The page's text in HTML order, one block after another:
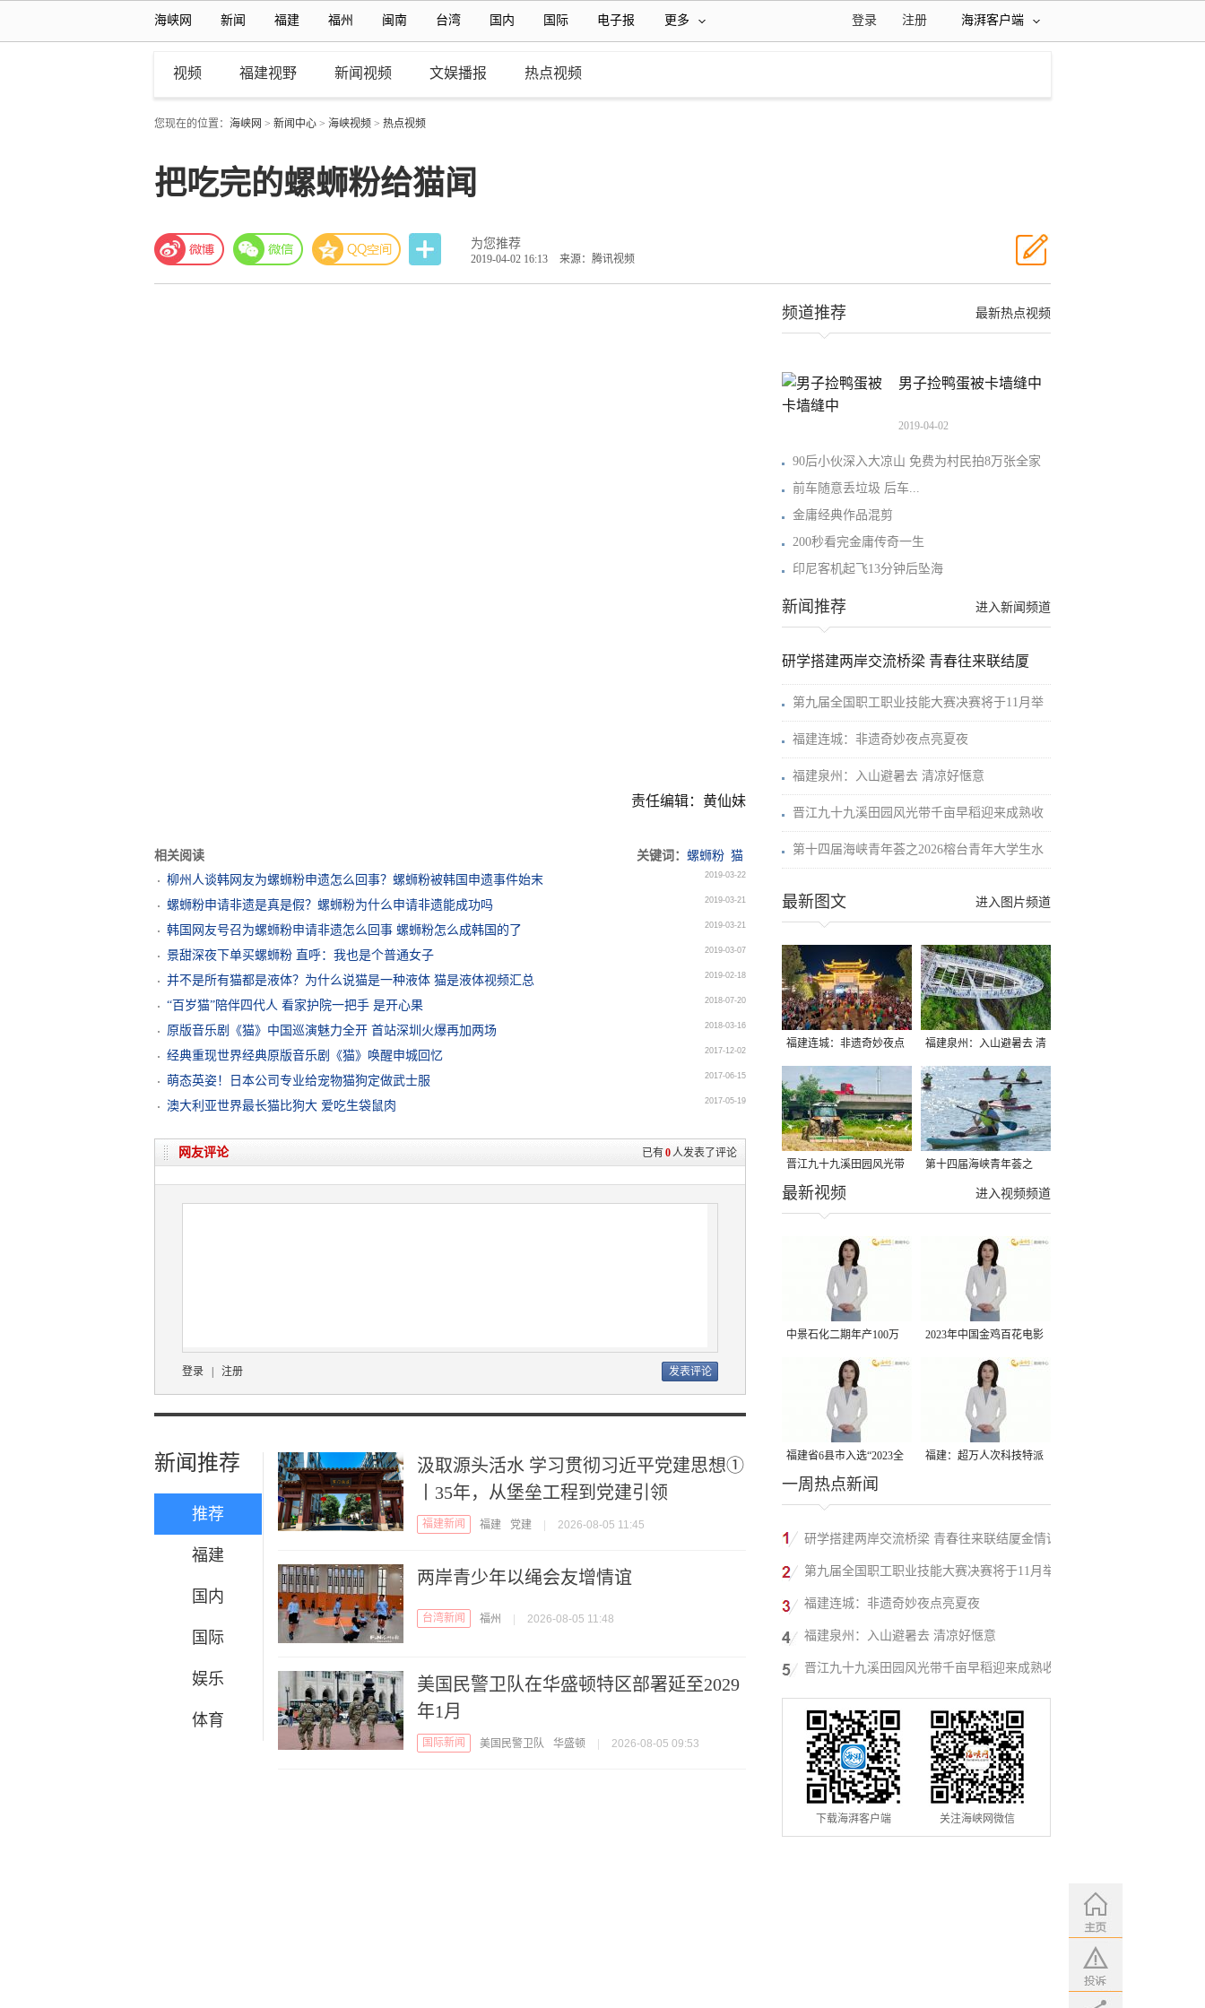
海峡网 新闻 福建 福州 闽南 台湾 国内 国际 电子报 更多 海湃客户端
注册
登录
视频 福建视野 新闻视频 文娱播报 热点视频
您现在的位置： 海峡网 > 新闻中心 > 海峡视频 > 热点视频
把吃完的螺蛳粉给猫闻
为您推荐
2019-04-02 16:13 来源：腾讯视频
责任编辑：黄仙妹
相关阅读 关键词： 螺蛳粉 猫
柳州人谈韩网友为螺蛳粉申遗怎么回事？螺蛳粉被韩国申遗事件始末
2019-03-22
螺蛳粉申请非遗是真是假？螺蛳粉为什么申请非遗能成功吗 2019-03-21
韩国网友号召为螺蛳粉申请非遗怎么回事 螺蛳粉怎么成韩国的了 2019-03-21
景甜深夜下单买螺蛳粉 直呼：我也是个普通女子 2019-03-07
并不是所有猫都是液体？为什么说猫是一种液体 猫是液体视频汇总 2019-02-18
“百岁猫”陪伴四代人 看家护院一把手 是开心果 2018-07-20
原版音乐剧《猫》中国巡演魅力全开 首站深圳火爆再加两场 2018-03-16
经典重现世界经典原版音乐剧《猫》唤醒申城回忆 2017-12-02
萌态英姿！日本公司专业给宠物猫狗定做武士服 2017-06-15
澳大利亚世界最长猫比狗大 爱吃生袋鼠肉 2017-05-19
已有0人发表了评论
网友评论
登录 注册
新闻推荐
推荐
福建
国内
国际
娱乐
体育
汲取源头活水 学习贯彻习近平党建思想①
丨35年，从堡垒工程到党建引领
福建新闻 福建 党建 2026-08-05 11:45
两岸青少年以绳会友增情谊
台湾新闻 福州 2026-08-05 11:48
美国民警卫队在华盛顿特区部署延至2029
年1月
国际新闻 美国民警卫队 华盛顿 2026-08-05 09:53
最新热点视频
频道推荐
男子捡鸭蛋被卡墙缝中
2019-04-02
90后小伙深入大凉山 免费为村民拍8万张全家
前车随意丢垃圾 后车...
金庸经典作品混剪
200秒看完金庸传奇一生
印尼客机起飞13分钟后坠海
进入新闻频道
新闻推荐
研学搭建两岸交流桥梁 青春往来联结厦
第九届全国职工职业技能大赛决赛将于11月举
福建连城：非遗奇妙夜点亮夏夜
福建泉州：入山避暑去 清凉好惬意
晋江九十九溪田园风光带千亩早稻迎来成熟收
第十四届海峡青年荟之2026榕台青年大学生水
进入图片频道
最新图文
福建连城：非遗奇妙夜点
亮夏夜
福建泉州：入山避暑去 清
凉好惬意
晋江九十九溪田园风光带
千亩早稻迎来成熟收割季
第十四届海峡青年荟之
2026榕台青年大学生水上
进入视频频道
最新视频
中景石化二期年产100万
吨丙烷脱氢项目建成中交
2023年中国金鸡百花电影
节有福电影巡展31日启动
福建省6县市入选“2023全
国县域发展潜力百强县”
福建：超万人次科技特派
一周热点新闻
研学搭建两岸交流桥梁 青春往来联结厦金情谊
第九届全国职工职业技能大赛决赛将于11月举
行
福建连城：非遗奇妙夜点亮夏夜
福建泉州：入山避暑去 清凉好惬意
晋江九十九溪田园风光带千亩早稻迎来成熟收
割季
下载海湃客户端 关注海峡网微信